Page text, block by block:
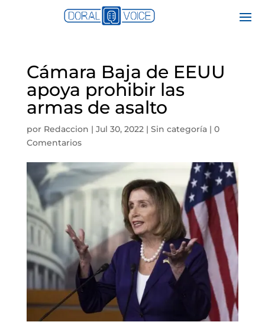
Cámara Baja de EEUU
apoya prohibir las
armas de asalto
por Redaccion | Jul 30, 2022| Sin categoría| 0
Comentarios